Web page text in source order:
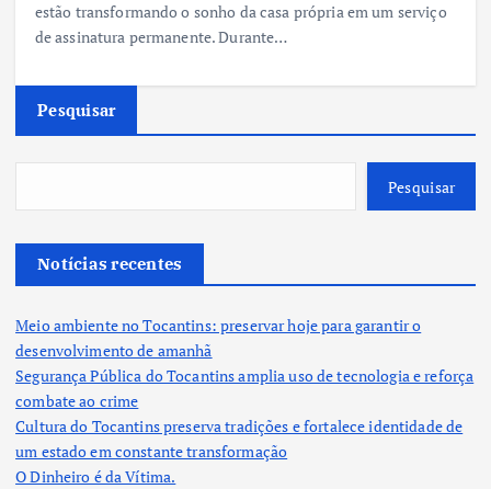
estão transformando o sonho da casa própria em um serviço
de assinatura permanente. Durante…
Pesquisar
Pesquisar
Notícias recentes
Meio ambiente no Tocantins: preservar hoje para garantir o
desenvolvimento de amanhã
Segurança Pública do Tocantins amplia uso de tecnologia e reforça
combate ao crime
Cultura do Tocantins preserva tradições e fortalece identidade de
um estado em constante transformação
O Dinheiro é da Vítima.